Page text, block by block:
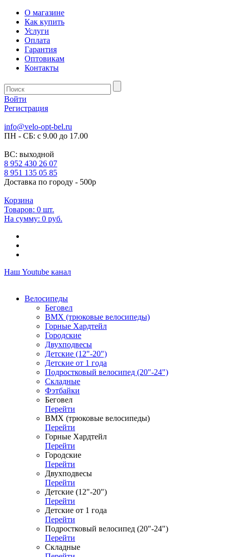
О магазине
Как купить
Услуги
Оплата
Гарантия
Оптовикам
Контакты
Войти
Регистрация
info@velo-opt-bel.ru
ПН - СБ: с 9.00 до 17.00
ВС: выходной
8 952 430 26 07
8 951 135 05 85
Доставка по городу - 500р
Корзина
Товаров: 0 шт.
На сумму: 0 руб.
Наш Youtube канал
Велосипеды
Беговел
ВМХ (трюковые велосипеды)
Горные Хардтейл
Городские
Двухподвесы
Детские (12"-20")
Детские от 1 года
Подростковый велосипед (20"-24")
Складные
Фэтбайки
Беговел
Перейти
ВМХ (трюковые велосипеды)
Перейти
Горные Хардтейл
Перейти
Городские
Перейти
Двухподвесы
Перейти
Детские (12"-20")
Перейти
Детские от 1 года
Перейти
Подростковый велосипед (20"-24")
Перейти
Складные